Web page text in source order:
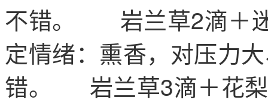
不错。
岩兰草2滴＋
定情绪：熏香，对压力
错。
岩兰草3滴＋花